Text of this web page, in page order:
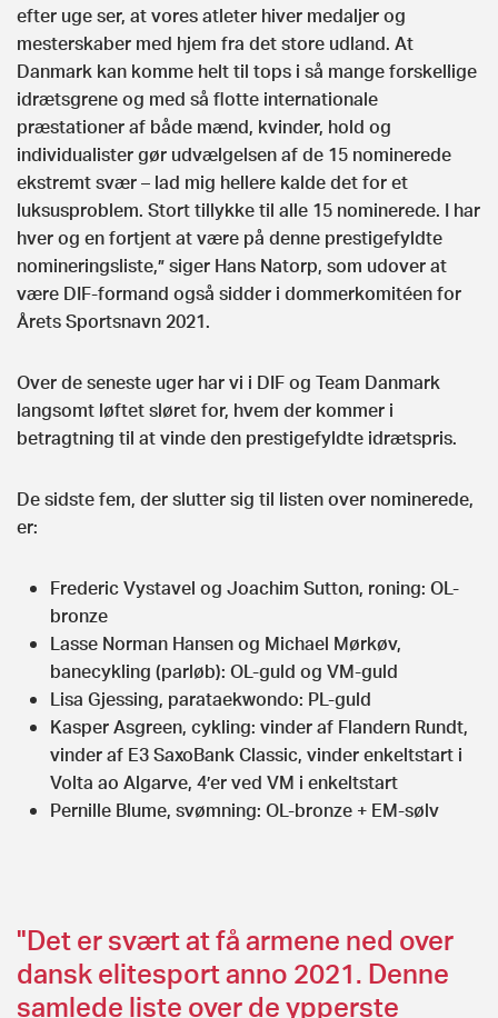
efter uge ser, at vores atleter hiver medaljer og
mesterskaber med hjem fra det store udland. At
Danmark kan komme helt til tops i så mange forskellige
idrætsgrene og med så flotte internationale
præstationer af både mænd, kvinder, hold og
individualister gør udvælgelsen af de 15 nominerede
ekstremt svær – lad mig hellere kalde det for et
luksusproblem. Stort tillykke til alle 15 nominerede. I har
hver og en fortjent at være på denne prestigefyldte
nomineringsliste,” siger Hans Natorp, som udover at
være DIF-formand også sidder i dommerkomitéen for
Årets Sportsnavn 2021.
Over de seneste uger har vi i DIF og Team Danmark
langsomt løftet sløret for, hvem der kommer i
betragtning til at vinde den prestigefyldte idrætspris.
De sidste fem, der slutter sig til listen over nominerede,
er:
Frederic Vystavel og Joachim Sutton, roning: OL-
bronze
Lasse Norman Hansen og Michael Mørkøv,
banecykling (parløb): OL-guld og VM-guld
Lisa Gjessing, parataekwondo: PL-guld
Kasper Asgreen, cykling: vinder af Flandern Rundt,
vinder af E3 SaxoBank Classic, vinder enkeltstart i
Volta ao Algarve, 4’er ved VM i enkeltstart
Pernille Blume, svømning: OL-bronze + EM-sølv
"Det er svært at få armene ned over
dansk elitesport anno 2021. Denne
samlede liste over de ypperste